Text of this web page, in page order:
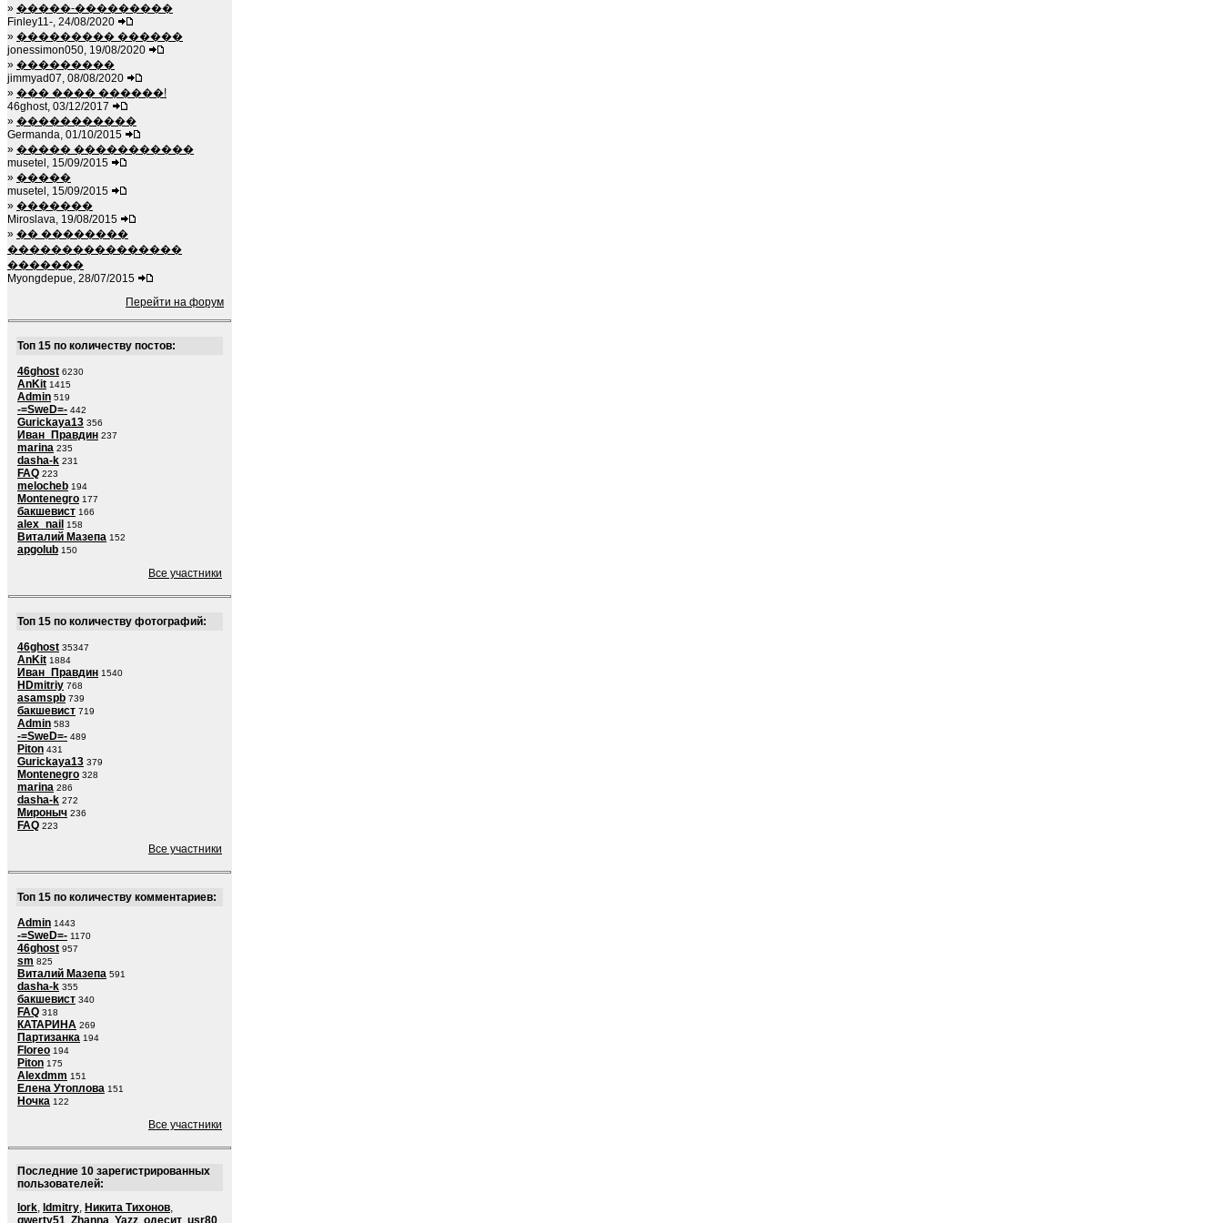
» �����-���������
Finley11-, 24/08/2020
» ��������� ������
jonessimon050, 19/08/2020
» ���������
jimmyad07, 08/08/2020
» ��� ���� ������!
46ghost, 03/12/2017
» �����������
Germanda, 01/10/2015
» ����� �����������
musetel, 15/09/2015
» �����
musetel, 15/09/2015
» �������
Miroslava, 19/08/2015
» �� ��������
����������������
�������
Myongdepue, 28/07/2015
Перейти на форум
Топ 15 по количеству постов:
46ghost 6230
AnKit 1415
Admin 519
-=SweD=- 442
Gurickaya13 356
Иван_Правдин 237
marina 235
dasha-k 231
FAQ 223
melocheb 194
Montenegro 177
бакшевист 166
alex_nail 158
Виталий Мазепа 152
apgolub 150
Все участники
Топ 15 по количеству фотографий:
46ghost 35347
AnKit 1884
Иван_Правдин 1540
HDmitriy 768
asamspb 739
бакшевист 719
Admin 583
-=SweD=- 489
Piton 431
Gurickaya13 379
Montenegro 328
marina 286
dasha-k 272
Мироныч 236
FAQ 223
Все участники
Топ 15 по количеству комментариев:
Admin 1443
-=SweD=- 1170
46ghost 957
sm 825
Виталий Мазепа 591
dasha-k 355
бакшевист 340
FAQ 318
КАТАРИНА 269
Партизанка 194
Floreo 194
Piton 175
Alexdmm 151
Елена Утоплова 151
Ночка 122
Все участники
Последние 10 зарегистрированных
пользователей:
lork, ldmitry, Никита Тихонов,
qwerty51 Zhanna Yazz одесит usr80